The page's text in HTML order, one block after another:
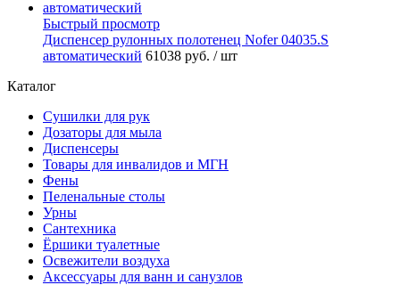
Быстрый просмотр
Диспенсер рулонных полотенец Nofer 04035.S
автоматический 61038 руб. / шт
Каталог
Сушилки для рук
Дозаторы для мыла
Диспенсеры
Товары для инвалидов и МГН
Фены
Пеленальные столы
Урны
Сантехника
Ёршики туалетные
Освежители воздуха
Аксессуары для ванн и санузлов